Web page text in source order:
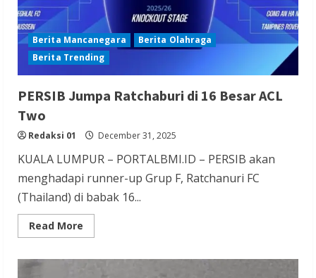
Berita Mancanegara
Berita Olahraga
Berita Trending
PERSIB Jumpa Ratchaburi di 16 Besar ACL
Two
Redaksi 01 December 31, 2025
KUALA LUMPUR – PORTALBMI.ID – PERSIB akan
menghadapi runner-up Grup F, Ratchanuri FC
(Thailand) di babak 16...
Read More
more